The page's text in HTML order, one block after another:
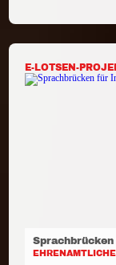
E-LOTSEN-